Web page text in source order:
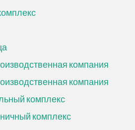
компания
компания
комплекс
комплекс